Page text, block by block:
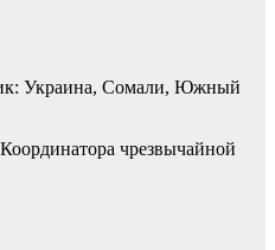
Украина, Сомали, Южный
чрезвычайной